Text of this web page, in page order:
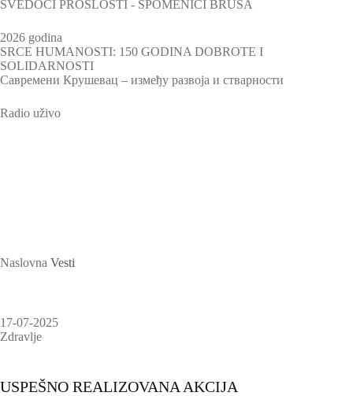
SVEDOCI PROŠLOSTI - SPOMENICI BRUSA
2026 godina
SRCE HUMANOSTI: 150 GODINA DOBROTE I
SOLIDARNOSTI
Савремени Крушевац – између развоја и стварности
Radio uživo
Naslovna Vesti
17-07-2025
Zdravlje
USPEŠNO REALIZOVANA AKCIJA